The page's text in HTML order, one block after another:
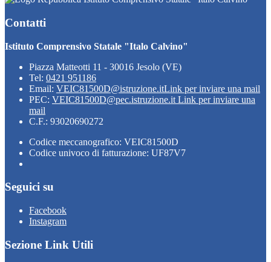
Contatti
Istituto Comprensivo Statale "Italo Calvino"
Piazza Matteotti 11 - 30016 Jesolo (VE)
Tel: 0421 951186
Email: VEIC81500D@istruzione.itLink per inviare una mail
PEC: VEIC81500D@pec.istruzione.it Link per inviare una
mail
C.F.: 93020690272
Codice meccanografico: VEIC81500D
Codice univoco di fatturazione: UF87V7
Seguici su
Facebook
Instagram
Sezione Link Utili